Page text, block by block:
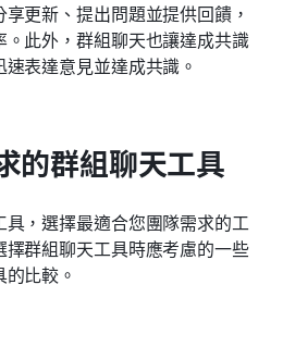
更新、提出問題並提供回饋，
此外，群組聊天也讓達成共識
表達意見並達成共識。
的群組聊天工具
，選擇最適合您團隊需求的工
群組聊天工具時應考慮的一些
比較。